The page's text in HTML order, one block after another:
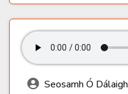
Seosamh Ó Dálaigh